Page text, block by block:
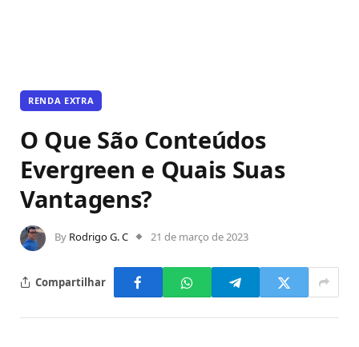
RENDA EXTRA
O Que São Conteúdos
Evergreen e Quais Suas
Vantagens?
By Rodrigo G. C 21 de março de 2023
Compartilhar